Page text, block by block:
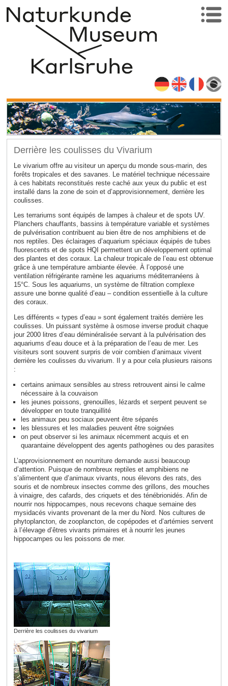
Derrière les coulisses du Vivarium
Le vivarium offre au visiteur un aperçu du monde sous-marin, des
forêts tropicales et des savanes. Le matériel technique nécessaire
à ces habitats reconstitués reste caché aux yeux du public et est
installé dans la zone de soin et d’approvisionnement, derrière les
coulisses.
Les terrariums sont équipés de lampes à chaleur et de spots UV.
Planchers chauffants, bassins à température variable et systèmes
de pulvérisation contribuent au bien être de nos amphibiens et de
nos reptiles. Des éclairages d’aquarium spéciaux équipés de tubes
fluorescents et de spots HQI permettent un développement optimal
des plantes et des coraux. La chaleur tropicale de l’eau est obtenue
grâce à une température ambiante élevée. À l’opposé une
ventilation réfrigérante ramène les aquariums méditerranéens à
15°C. Sous les aquariums, un système de filtration complexe
assure une bonne qualité d’eau – condition essentielle à la culture
des coraux.
Les différents « types d’eau » sont également traités derrière les
coulisses. Un puissant système à osmose inverse produit chaque
jour 2000 litres d’eau déminéralisée servant à la pulvérisation des
aquariums d’eau douce et à la préparation de l’eau de mer. Les
visiteurs sont souvent surpris de voir combien d’animaux vivent
derrière les coulisses du vivarium. Il y a pour cela plusieurs raisons
:
certains animaux sensibles au stress retrouvent ainsi le calme
nécessaire à la couvaison
les jeunes poissons, grenouilles, lézards et serpent peuvent se
développer en toute tranquillité
les animaux peu sociaux peuvent être séparés
les blessures et les maladies peuvent être soignées
on peut observer si les animaux récemment acquis et en
quarantaine développent des agents pathogènes ou des parasites
L’approvisionnement en nourriture demande aussi beaucoup
d’attention. Puisque de nombreux reptiles et amphibiens ne
s’alimentent que d’animaux vivants, nous élevons des rats, des
souris et de nombreux insectes comme des grillons, des mouches
à vinaigre, des cafards, des criquets et des ténébrionidés . Afin de
nourrir nos hippocampes, nous recevons chaque semaine des
mysidacés vivants provenant de la mer du Nord. Nos cultures de
phytoplancton, de zooplancton, de copépodes et d’artémies servent
à l’élevage d’êtres vivants primaires et à nourrir les jeunes
hippocampes ou les poissons de mer.
Derrière les coulisses du vivarium